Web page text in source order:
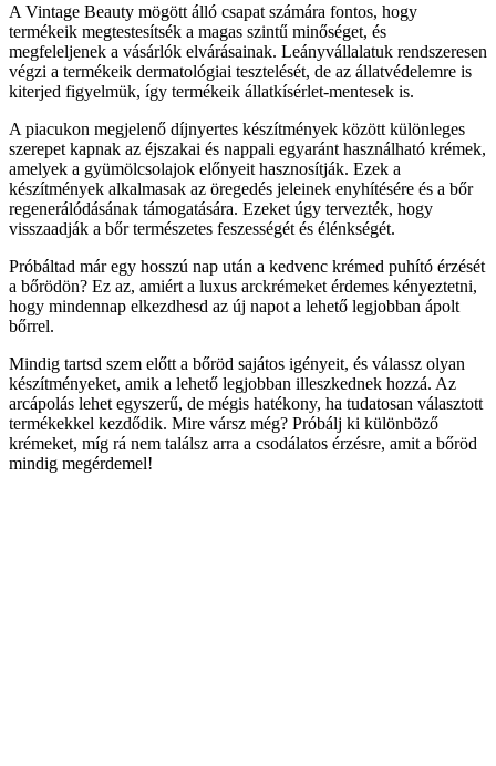
A Vintage Beauty mögött álló csapat számára fontos, hogy
termékeik megtestesítsék a magas szintű minőséget, és
megfeleljenek a vásárlók elvárásainak. Leányvállalatuk rendszeresen
végzi a termékeik dermatológiai tesztelését, de az állatvédelemre is
kiterjed figyelmük, így termékeik állatkísérlet-mentesek is.
A piacukon megjelenő díjnyertes készítmények között különleges
szerepet kapnak az éjszakai és nappali egyaránt használható krémek,
amelyek a gyümölcsolajok előnyeit hasznosítják. Ezek a
készítmények alkalmasak az öregedés jeleinek enyhítésére és a bőr
regenerálódásának támogatására. Ezeket úgy tervezték, hogy
visszaadják a bőr természetes feszességét és élénkségét.
Próbáltad már egy hosszú nap után a kedvenc krémed puhító érzését
a bőrödön? Ez az, amiért a luxus arckrémeket érdemes kényeztetni,
hogy mindennap elkezdhesd az új napot a lehető legjobban ápolt
bőrrel.
Mindig tartsd szem előtt a bőröd sajátos igényeit, és válassz olyan
készítményeket, amik a lehető legjobban illeszkednek hozzá. Az
arcápolás lehet egyszerű, de mégis hatékony, ha tudatosan választott
termékekkel kezdődik. Mire vársz még? Próbálj ki különböző
krémeket, míg rá nem találsz arra a csodálatos érzésre, amit a bőröd
mindig megérdemel!